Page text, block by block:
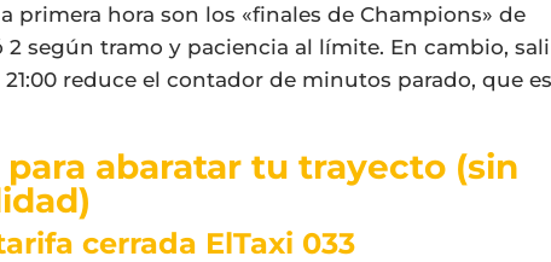
primera hora son los «finales de Champions» de
2 según tramo y paciencia al límite. En cambio,
reduce el contador de minutos parado, que
abaratar tu trayecto (sin
cerrada ElTaxi 033